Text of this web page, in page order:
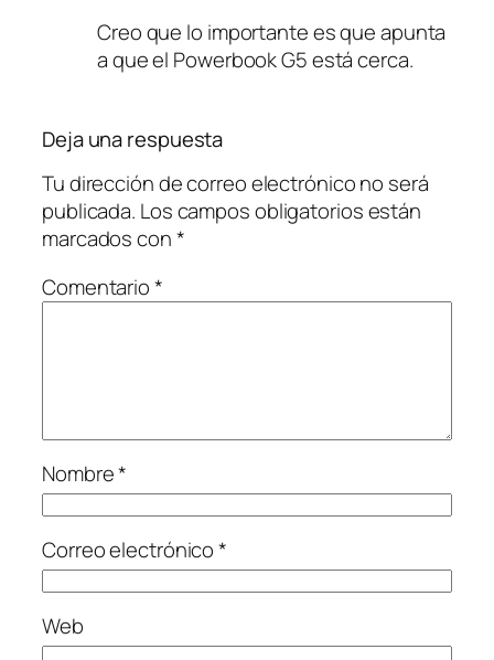
Creo que lo importante es que apunta
a que el Powerbook G5 está cerca.
Deja una respuesta
Tu dirección de correo electrónico no será
publicada. Los campos obligatorios están
marcados con*
Comentario*
Nombre*
Correo electrónico*
Web